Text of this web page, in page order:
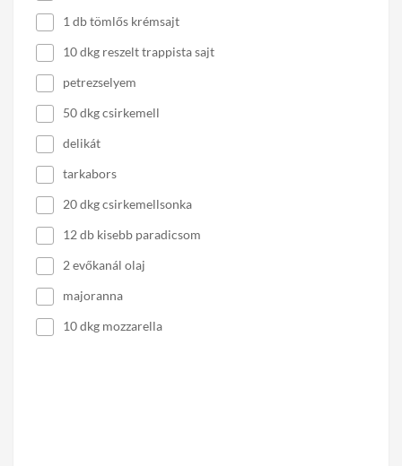
1 db tömlős krémsajt
10 dkg reszelt trappista sajt
petrezselyem
50 dkg csirkemell
delikát
tarkabors
20 dkg csirkemellsonka
12 db kisebb paradicsom
2 evőkanál olaj
majoranna
10 dkg mozzarella